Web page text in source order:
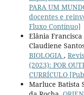
PARA UM
docentes e
Fluxo Contínuo]
Elânia Francisca
Claudiene
BIOLOGIA ,
(2023): POR
CURRÍCULO
Marluce Batista